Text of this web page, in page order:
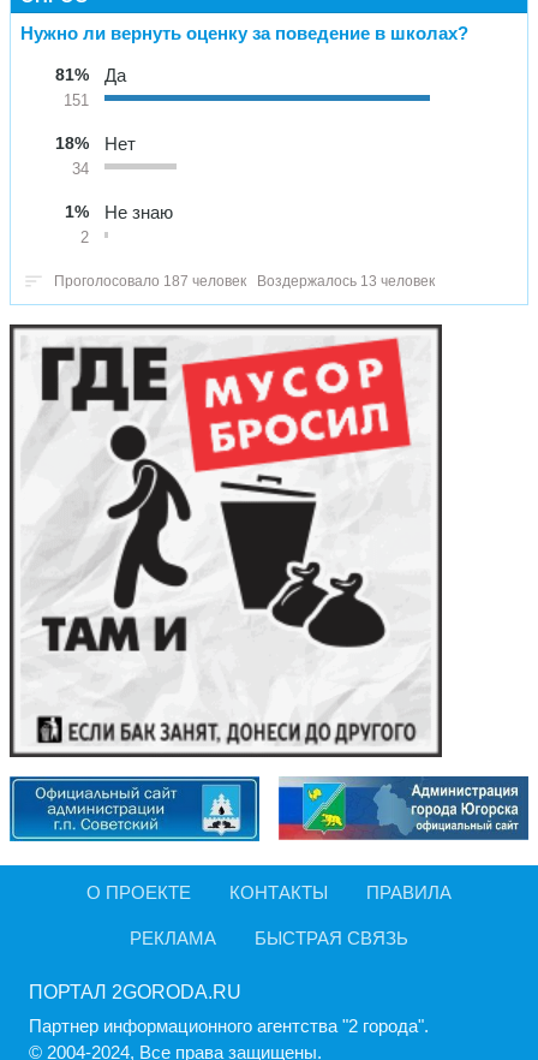
Нужно ли вернуть оценку за поведение в школах?
81%
151
Да
18%
34
Нет
1%
2
Не знаю
Проголосовало 187 человек Воздержалось 13 человек
О ПРОЕКТЕ КОНТАКТЫ ПРАВИЛА
РЕКЛАМА БЫСТРАЯ СВЯЗЬ
ПОРТАЛ 2GORODA.RU
Партнер информационного агентства "2 города".
© 2004-2024, Все права защищены.